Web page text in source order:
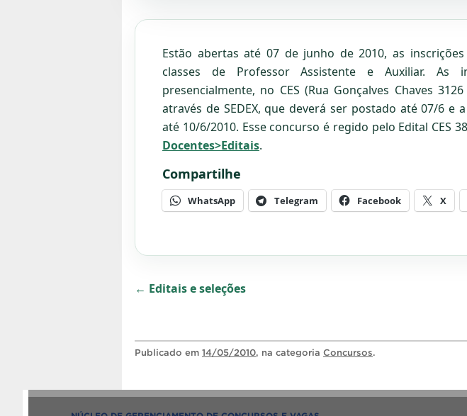
Estão abertas até 07 de junho de 2010, as
classes de Professor Assistente e Auxiliar. As
presencialmente, no CES (Rua Gonçalves Chaves
através de SEDEX, que deverá ser postado até 07/6 e
até 10/6/2010. Esse concurso é regido pelo Edital CES
Docentes>Editais.
Compartilhe
WhatsApp Telegram Facebook X
← Editais e seleções
Publicado em 14/05/2010, na categoria Concursos.